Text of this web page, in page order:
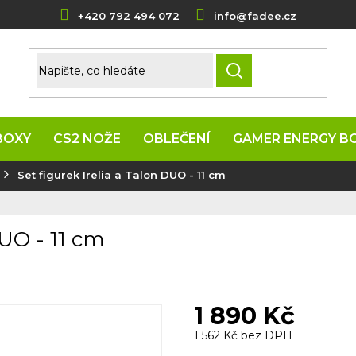
+420 792 494 072 info@fadee.cz
HLEDAT
CS2 NOŽE OBLEČENÍ GAMER ENERGY
Set figurek Irelia a Talon DUO - 11 cm
- 11 cm
1 890 Kč
1 562 Kč bez DPH